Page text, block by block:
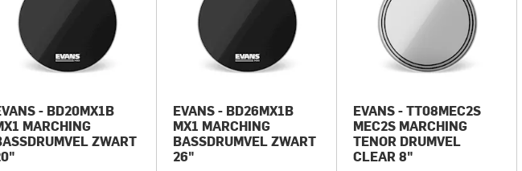
- BD20MX1B
MARCHING
ZWART
EVANS - BD26MX1B
MX1 MARCHING
BASSDRUMVEL ZWART
26"
EVANS - TT08MEC2S
MEC2S MARCHING
TENOR DRUMVEL
CLEAR 8"